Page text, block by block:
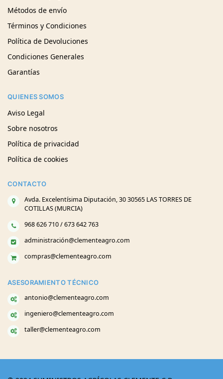
Métodos de envío
Términos y Condiciones
Política de Devoluciones
Condiciones Generales
Garantías
QUIENES SOMOS
Aviso Legal
Sobre nosotros
Política de privacidad
Política de cookies
CONTACTO
Avda. Excelentísima Diputación, 30 30565 LAS TORRES DE
COTILLAS (MURCIA)
968 626 710 / 673 642 763
administración@clementeagro.com
compras@clementeagro.com
ASESORAMIENTO TÉCNICO
antonio@clementeagro.com
ingeniero@clementeagro.com
taller@clementeagro.com